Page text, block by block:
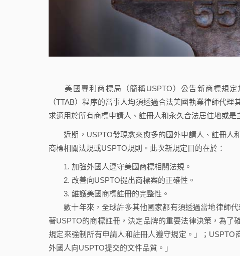
美國專利商標局（簡稱USPTO）公告新商標規定
（TTAB）程序的當事人均須透過合法美國執業律師代
求適用於所有商標申請人、註冊人和永久合法居住地或是
近期，USPTO發現愈來愈多的國外申請人、註冊人
商標相關法規或USPTO規則。此次新規定目的在於：
加強外國人遵守美國商標相關法規。
改善向USPTO提出商標案的正確性。
維護美國商標註冊的完整性。
數十年來，全球許多其他國家都有須透過當地律師代
著USPTO的商標註冊，決定品牌的重要法律決策，為了
規定來強制所有申請人和註冊人遵守規定。」；
外國人向USPTO提交的文件品質。」